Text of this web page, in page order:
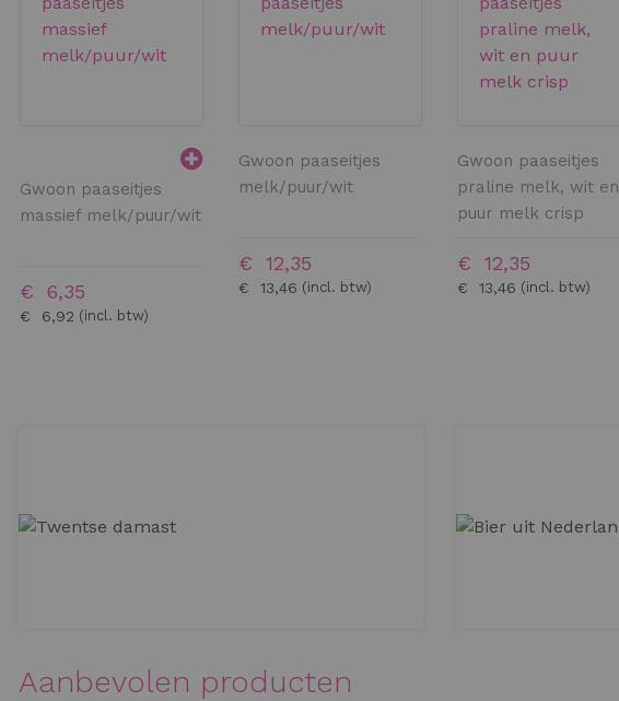
Gwoon paaseitjes
massief melk/puur/wit
€ 6,92
€ 6,35
Gwoon paaseitjes
melk/puur/wit
€ 13,46
€ 12,35
Gwoon paaseitjes
praline melk, wit en
puur melk crisp
€ 13,46
€ 12,35
Aanbevolen producten